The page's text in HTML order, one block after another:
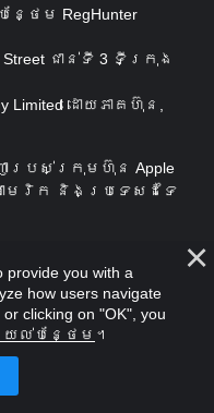
ែម RegHunter
Street ជាន់ទី 3 ទីក្រុង
Limited ដោយភាគហ៊ុន,
ារបស់ក្រុមហ៊ុន Apple
មេរិក និងប្រទេសដទៃ
provide you with a
how users navigate
clicking on "OK", you
យល់បន្ថែម ។